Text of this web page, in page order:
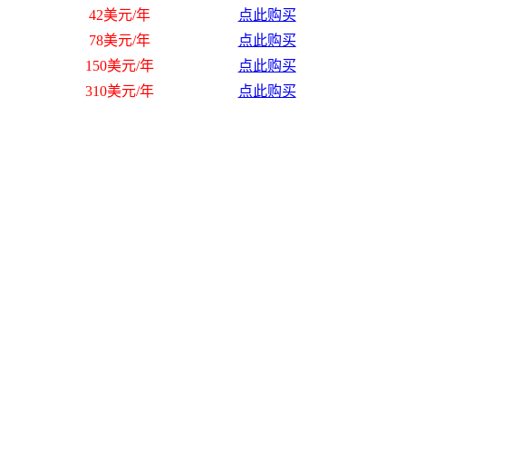
42美元/年
点此购买
78美元/年
点此购买
150美元/年
点此购买
310美元/年 点此购买